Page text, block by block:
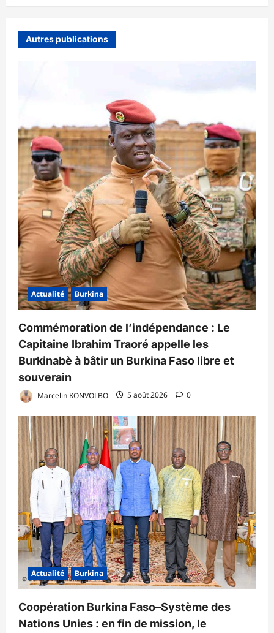
Autres publications
Actualité Burkina
Commémoration de l’indépendance : Le
Capitaine Ibrahim Traoré appelle les
Burkinabè à bâtir un Burkina Faso libre et
souverain
Marcelin KONVOLBO 5 août 2026 0
Actualité Burkina
Coopération Burkina Faso–Système des
Nations Unies : en fin de mission, le